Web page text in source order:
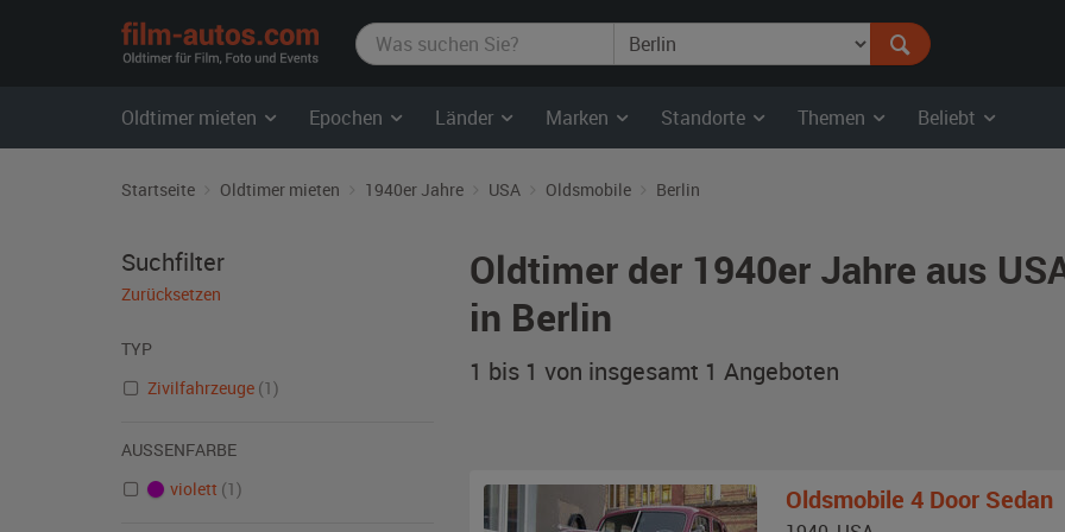
film-
autos.com
Oldtimer mieten Epochen Länder Marken Standorte Themen Beliebt
Startseite Oldtimer mieten 1940er Jahre USA Oldsmobile Berlin
Oldtimer der 1940er Jahre aus
in Berlin
1 bis 1 von insgesamt 1 Angeboten
Oldsmobile 4 Door Sedan
Suchfilter
Zurücksetzen
TYP
Zivilfahrzeuge (1)
AUSSENFARBE
violett (1)